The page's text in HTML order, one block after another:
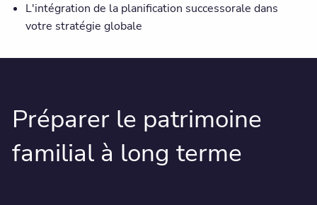
L'intégration de la planification successorale dans
votre stratégie globale
Préparer le patrimoine
familial à long terme